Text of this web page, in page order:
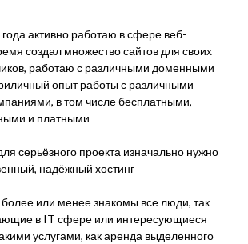
активно работаю в сфере веб-
создал множество сайтов для своих
работаю с различными доменными
опыт работы с различными
в том числе бесплатными,
и платными
серьёзного проекта изначально нужно
надёжный хостинг
более или менее знакомы все люди, так
в IT сфере или интересующиеся
услугами, как аренда выделенного